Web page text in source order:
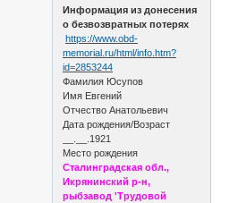
Информация из донесения
о безвозвратных потерях
https://www.obd-
memorial.ru/html/info.htm?
id=2853244
Фамилия Юсупов
Имя Евгений
Отчество Анатольевич
Дата рождения/Возраст
__.__.1921
Место рождения
Сталинградская обл.,
Икрянинский р-н,
рыбзавод 'Трудовой